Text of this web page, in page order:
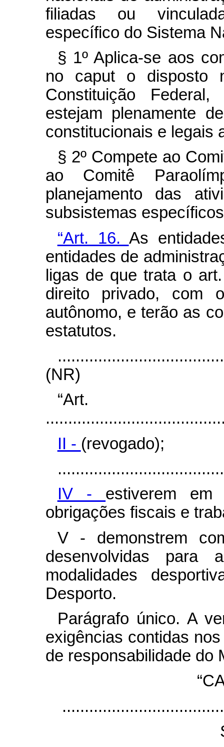
filiadas ou
específico do Sistema
§ 1ºAplica-se aos
no caput o disposto
Constituição
estejam plenamente
constitucionais e legais
§ 2º Compete ao
ao Comitê
planejamento das
subsistemas
“Art. 16. As
entidades de
ligas de que trata o
direito privado, com
autônomo, e terão as
estatutos.
(NR)
II - (revogado);
IV - estiverem
obrigações fiscais e
V - demonstrem
desenvolvidas para
modalidades
Desporto.
Parágrafo único. A
exigências contidas
de responsabilidade do